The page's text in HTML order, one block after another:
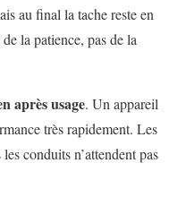
au final la tache reste en
la patience, pas de la
après usage. Un appareil
très rapidement. Les
conduits n’attendent pas